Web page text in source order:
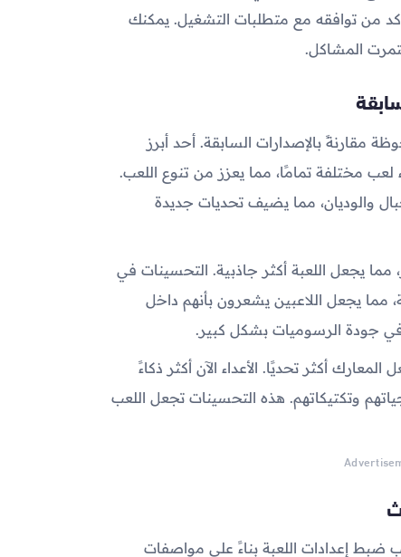
من توافقه مع متطلبات التشغيل. يمكنك
المشاكل.
مقارنةً بالإصدارات السابقة. أحد أبرز
لعب مختلفة تمامًا، مما يعزز من تنوع اللعب.
والوديان، مما يضيف تحديات جديدة
يجعل اللعبة أكثر جاذبية. التحسينات في
مما يجعل اللاعبين يشعرون بأنهم داخل
في جودة الرسوميات بشكل كبير.
أكثر تحديًا. الأعداء الآن أكثر ذكاءً
وتكتيكاتهم. هذه التحسينات تجعل اللعب
أفضل أداء من تحديث ببجي 4.4، يجب ضبط إعدادات اللعبة بناءً على مواصفات